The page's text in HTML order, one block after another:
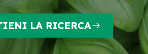
LA RICERCA